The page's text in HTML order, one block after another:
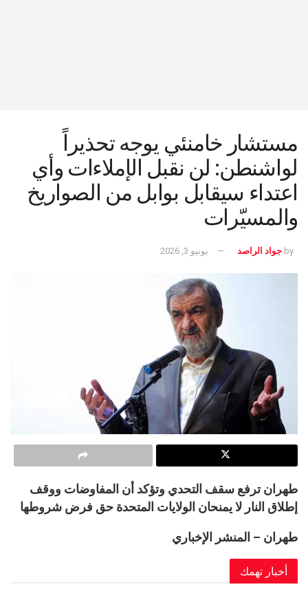
مستشار خامنئي يوجه تحذيراً
لواشنطن: لن نقبل الإملاءات وأي
اعتداء سيقابل بوابل من الصواريخ
والمسيّرات
by جواد الراصد يونيو 3, 2026
طهران ترفع سقف التحدي وتؤكد أن المفاوضات ووقف
إطلاق النار لا يمنحان الولايات المتحدة حق فرض شروطها
طهران – المنشر الإخباري
أخبار تهمك